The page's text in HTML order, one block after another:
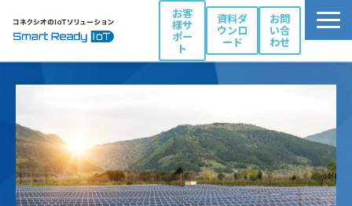
お客
様サ
ポー
ト
資料ダ
ウンロ
ード
お問
い合
わせ
活用シーン別ソリューション一覧
製品・サービス
導入事例
ブログ